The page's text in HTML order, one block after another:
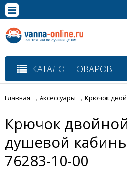
Полная версия сайта
КАТАЛОГ ТОВАРОВ
Главная → Аксессуары → Крючок
Крючок
душевой
76283-10-00